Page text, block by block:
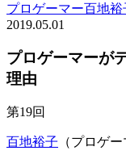
プロゲーマー百地
2019.05.01
プロゲーマーが
理由
第19回
百地裕子 （プロゲー